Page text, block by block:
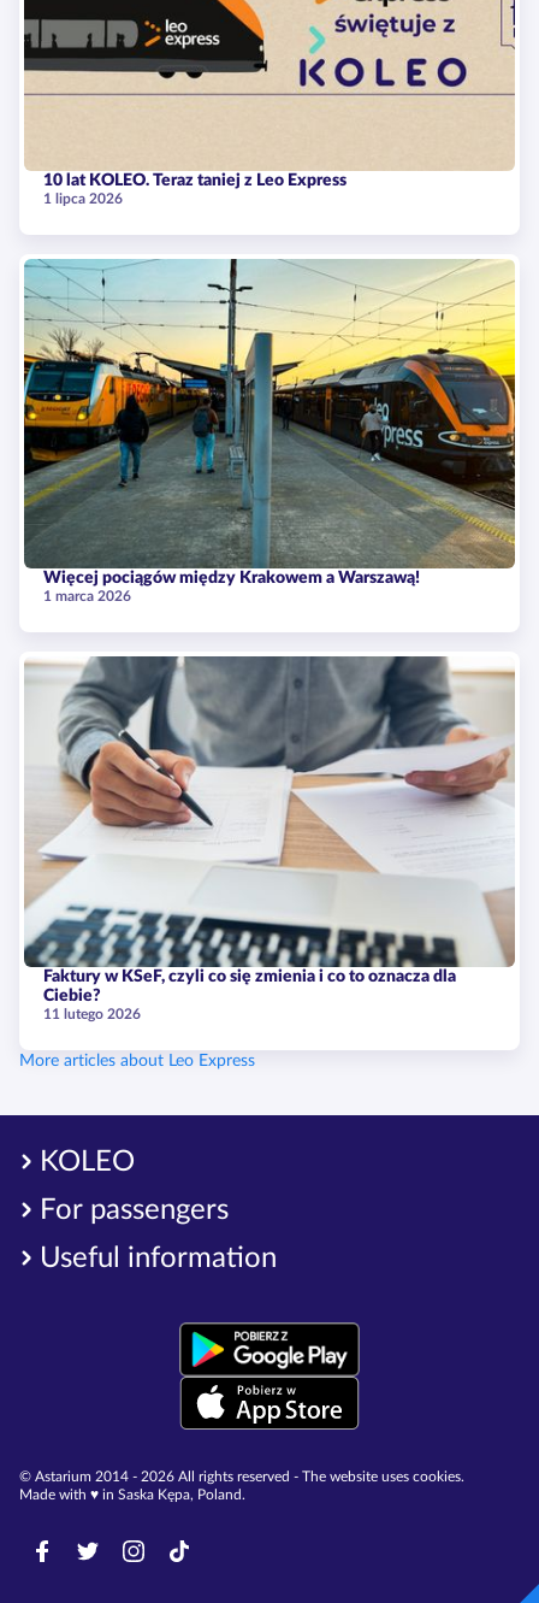
10 lat KOLEO. Teraz taniej z Leo Express
1 lipca 2026
Więcej pociągów między Krakowem a Warszawą!
1 marca 2026
Faktury w KSeF, czyli co się zmienia i co to oznacza dla
Ciebie?
11 lutego 2026
More articles about Leo Express
KOLEO
For passengers
Useful information
© Astarium 2014 - 2026 All rights reserved - The website uses cookies.
Made with ♥︎ in Saska Kępa, Poland.